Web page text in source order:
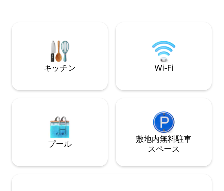
キッチン Wi-Fi
プール
敷地内無料駐⁠車
ス⁠ペ⁠ー⁠ス